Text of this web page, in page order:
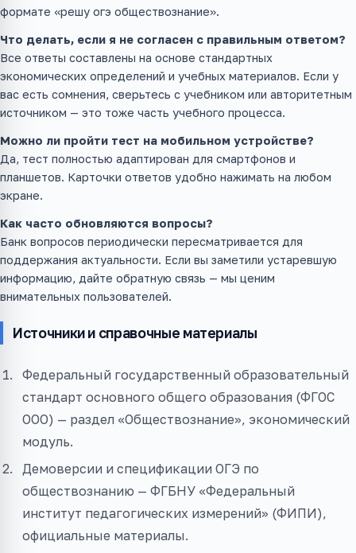
формате «решу огэ обществознание».
Что делать, если я не согласен с правильным ответом?
Все ответы составлены на основе стандартных
экономических определений и учебных материалов. Если у
вас есть сомнения, сверьтесь с учебником или авторитетным
источником — это тоже часть учебного процесса.
Можно ли пройти тест на мобильном устройстве?
Да, тест полностью адаптирован для смартфонов и
планшетов. Карточки ответов удобно нажимать на любом
экране.
Как часто обновляются вопросы?
Банк вопросов периодически пересматривается для
поддержания актуальности. Если вы заметили устаревшую
информацию, дайте обратную связь — мы ценим
внимательных пользователей.
Источники и справочные материалы
Федеральный государственный образовательный
стандарт основного общего образования (ФГОС
ООО) — раздел «Обществознание», экономический
модуль.
Демоверсии и спецификации ОГЭ по
обществознанию — ФГБНУ «Федеральный
институт педагогических измерений» (ФИПИ),
официальные материалы.